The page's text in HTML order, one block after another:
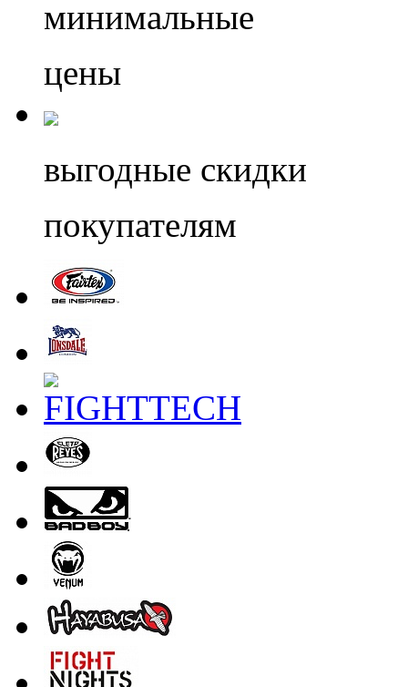
минимальные
цены
выгодные скидки
покупателям